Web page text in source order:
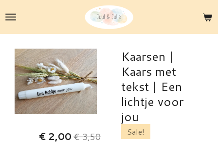
direct
naar
hoofdinhoud
Kaarsen |
Kaars met
tekst | Een
lichtje voor
jou
Sale!
€ 2,00€ 3,50